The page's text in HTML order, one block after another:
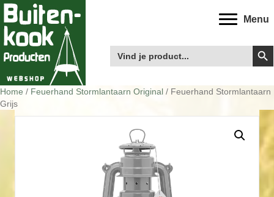
Menu
Zoek
naar:
Home / Feuerhand Stormlantaarn Original / Feuerhand Stormlantaarn
Grijs